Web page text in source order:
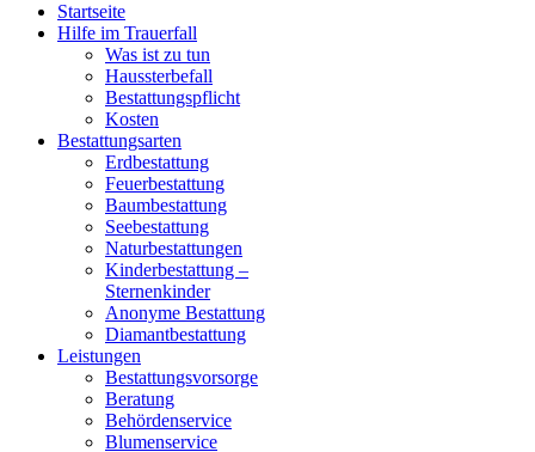
Startseite
Hilfe im Trauerfall
Was ist zu tun
Haussterbefall
Bestattungspflicht
Kosten
Bestattungsarten
Erdbestattung
Feuerbestattung
Baumbestattung
Seebestattung
Naturbestattungen
Kinderbestattung –
Sternenkinder
Anonyme Bestattung
Diamantbestattung
Leistungen
Bestattungsvorsorge
Beratung
Behördenservice
Blumenservice